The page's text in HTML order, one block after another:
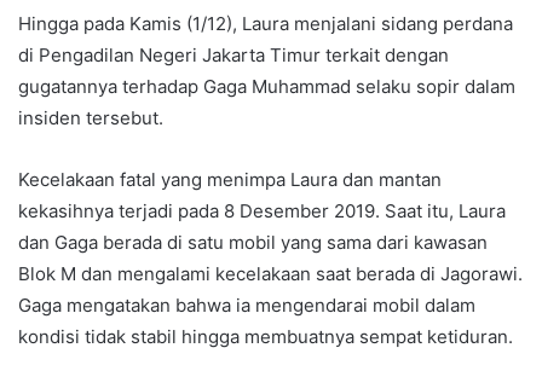
Hingga pada Kamis (1/12), Laura menjalani sidang perdana
di Pengadilan Negeri Jakarta Timur terkait dengan
gugatannya terhadap Gaga Muhammad selaku sopir dalam
insiden tersebut.
Kecelakaan fatal yang menimpa Laura dan mantan
kekasihnya terjadi pada 8 Desember 2019. Saat itu, Laura
dan Gaga berada di satu mobil yang sama dari kawasan
Blok M dan mengalami kecelakaan saat berada di Jagorawi.
Gaga mengatakan bahwa ia mengendarai mobil dalam
kondisi tidak stabil hingga membuatnya sempat ketiduran.